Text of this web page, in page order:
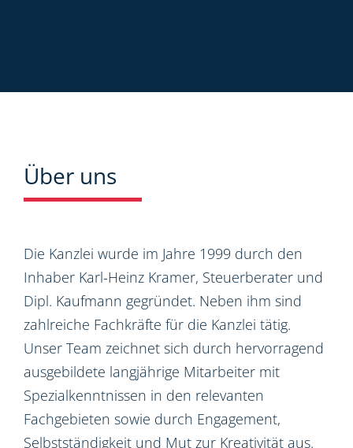
Über uns
Die Kanzlei wurde im Jahre 1999 durch den
Inhaber Karl-Heinz Kramer, Steuerberater und
Dipl. Kaufmann gegründet. Neben ihm sind
zahlreiche Fachkräfte für die Kanzlei tätig.
Unser Team zeichnet sich durch hervorragend
ausgebildete langjährige Mitarbeiter mit
Spezialkenntnissen in den relevanten
Fachgebieten sowie durch Engagement,
Selbstständigkeit und Mut zur Kreativität aus.